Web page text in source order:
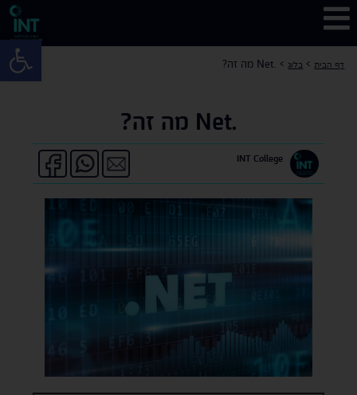
דף הבית > בלוג >
.Net מה זה?
INT College